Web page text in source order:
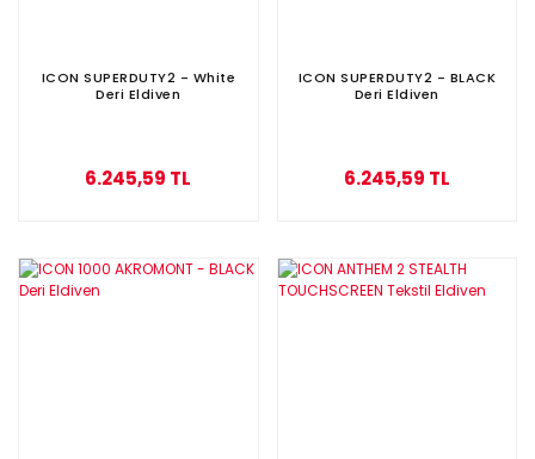
ICON SUPERDUTY2 - White
Deri Eldiven
6.245,59 TL
ICON SUPERDUTY2 - BLACK
Deri Eldiven
6.245,59 TL